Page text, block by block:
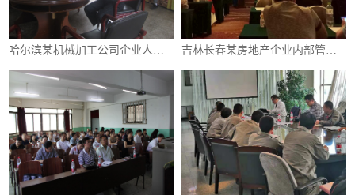
哈尔滨某机械加工公司企业人力资源管理咨询项目 吉林长春某房地产企业内部管理体系咨询项目